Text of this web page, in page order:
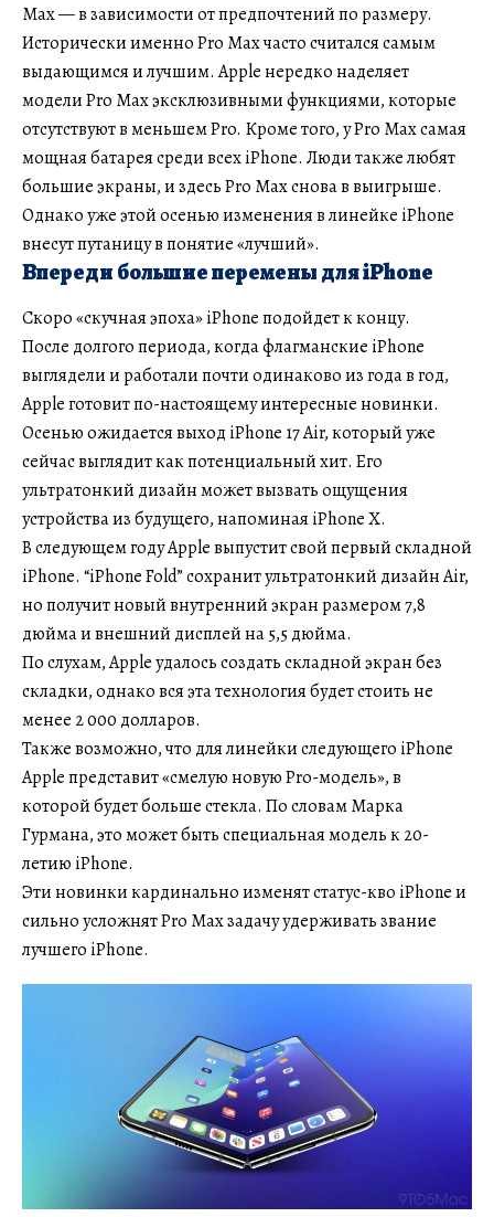
Max — в зависимости от предпочтений по размеру.
Исторически именно Pro Max часто считался самым
выдающимся и лучшим. Apple нередко наделяет
модели Pro Max эксклюзивными функциями, которые
отсутствуют в меньшем Pro. Кроме того, у Pro Max самая
мощная батарея среди всех iPhone. Люди также любят
большие экраны, и здесь Pro Max снова в выигрыше.
Однако уже этой осенью изменения в линейке iPhone
внесут путаницу в понятие «лучший».
Впереди большие перемены для iPhone
Скоро «скучная эпоха» iPhone подойдет к концу.
После долгого периода, когда флагманские iPhone
выглядели и работали почти одинаково из года в год,
Apple готовит по-настоящему интересные новинки.
Осенью ожидается выход iPhone 17 Air, который уже
сейчас выглядит как потенциальный хит. Его
ультратонкий дизайн может вызвать ощущения
устройства из будущего, напоминая iPhone X.
В следующем году Apple выпустит свой первый складной
iPhone. “iPhone Fold” сохранит ультратонкий дизайн Air,
но получит новый внутренний экран размером 7,8
дюйма и внешний дисплей на 5,5 дюйма.
По слухам, Apple удалось создать складной экран без
складки, однако вся эта технология будет стоить не
менее 2 000 долларов.
Также возможно, что для линейки следующего iPhone
Apple представит «смелую новую Pro-модель», в
которой будет больше стекла. По словам Марка
Гурмана, это может быть специальная модель к 20-
летию iPhone.
Эти новинки кардинально изменят статус-кво iPhone и
сильно усложнят Pro Max задачу удерживать звание
лучшего iPhone.